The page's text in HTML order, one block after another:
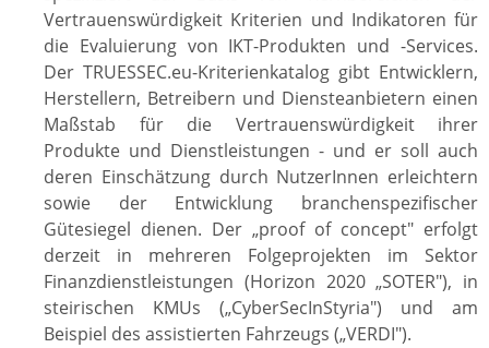
Vertrauenswürdigkeit Kriterien und Indikatoren für
die Evaluierung von IKT-Produkten und -Services.
Der TRUESSEC.eu-Kriterienkatalog gibt Entwicklern,
Herstellern, Betreibern und Diensteanbietern einen
Maßstab für die Vertrauenswürdigkeit ihrer
Produkte und Dienstleistungen - und er soll auch
deren Einschätzung durch NutzerInnen erleichtern
sowie der Entwicklung branchenspezifischer
Gütesiegel dienen. Der „proof of concept" erfolgt
derzeit in mehreren Folgeprojekten im Sektor
Finanzdienstleistungen (Horizon 2020 „SOTER"), in
steirischen KMUs („CyberSecInStyria") und am
Beispiel des assistierten Fahrzeugs („VERDI").